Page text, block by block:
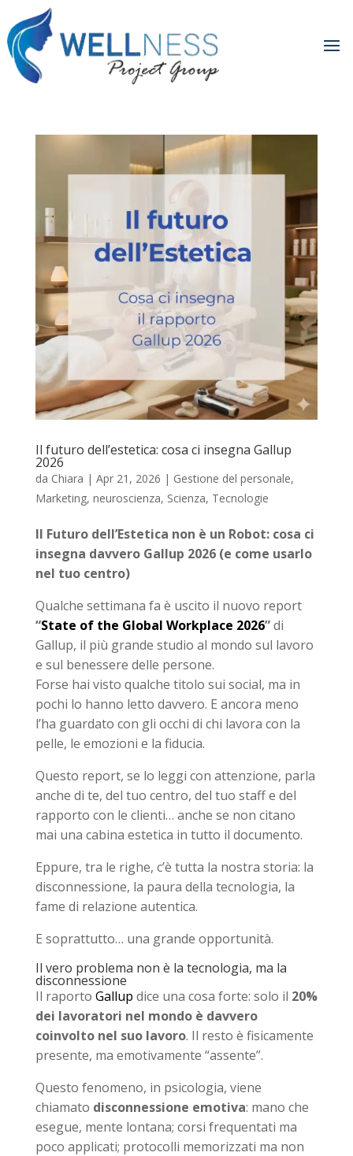
Il futuro dell’estetica: cosa ci insegna Gallup
2026
da Chiara | Apr 21, 2026 | Gestione del personale,
Marketing, neuroscienza, Scienza, Tecnologie
Il Futuro dell’Estetica non è un Robot: cosa ci
insegna davvero Gallup 2026 (e come usarlo
nel tuo centro)
Qualche settimana fa è uscito il nuovo report
“State of the Global Workplace 2026”di
Gallup, il più grande studio al mondo sul lavoro
e sul benessere delle persone.
Forse hai visto qualche titolo sui social, ma in
pochi lo hanno letto davvero. E ancora meno
l’ha guardato con gli occhi di chi lavora con la
pelle, le emozioni e la fiducia.
Questo report, se lo leggi con attenzione, parla
anche di te, del tuo centro, del tuo staff e del
rapporto con le clienti… anche se non citano
mai una cabina estetica in tutto il documento.
Eppure, tra le righe, c’è tutta la nostra storia: la
disconnessione, la paura della tecnologia, la
fame di relazione autentica.
E soprattutto… una grande opportunità.
Il vero problema non è la tecnologia, ma la
disconnessione
Il raporto Gallup dice una cosa forte: solo il 20%
dei lavoratori nel mondo è davvero
coinvolto nel suo lavoro. Il resto è fisicamente
presente, ma emotivamente “assente”.
Questo fenomeno, in psicologia, viene
chiamato disconnessione emotiva: mano che
esegue, mente lontana; corsi frequentati ma
poco applicati; protocolli memorizzati ma non